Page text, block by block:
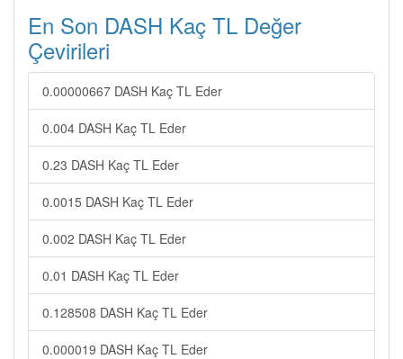
En Son DASH Kaç TL Değer
Çevirileri
0.00000667 DASH Kaç TL Eder
0.004 DASH Kaç TL Eder
0.23 DASH Kaç TL Eder
0.0015 DASH Kaç TL Eder
0.002 DASH Kaç TL Eder
0.01 DASH Kaç TL Eder
0.128508 DASH Kaç TL Eder
0.000019 DASH Kaç TL Eder